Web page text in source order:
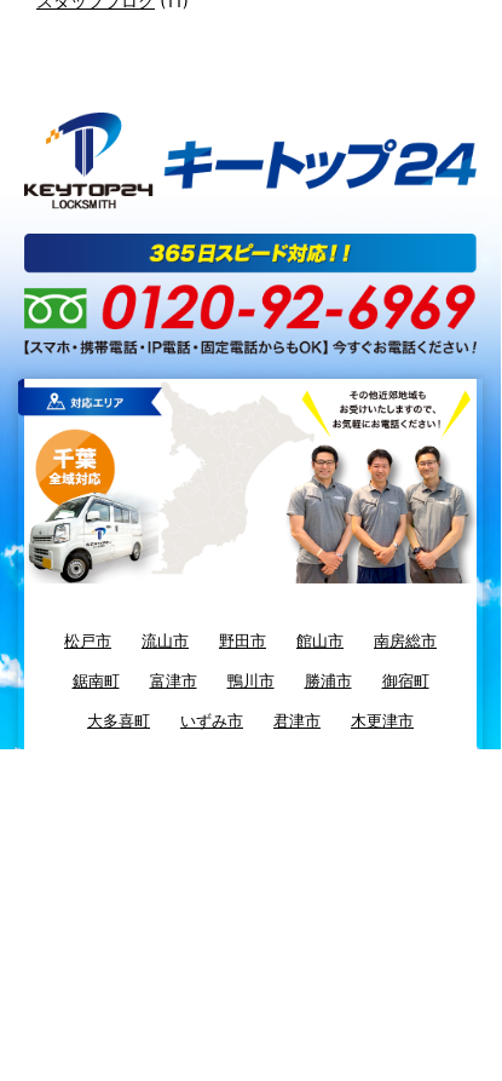
松戸市 流山市 野田市 館山市 南房総市
鋸南町 富津市 鴨川市 勝浦市 御宿町
大多喜町 いずみ市 君津市 木更津市